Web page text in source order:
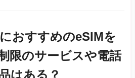
おすすめのeSIMを
限のサービスや電話
はある？